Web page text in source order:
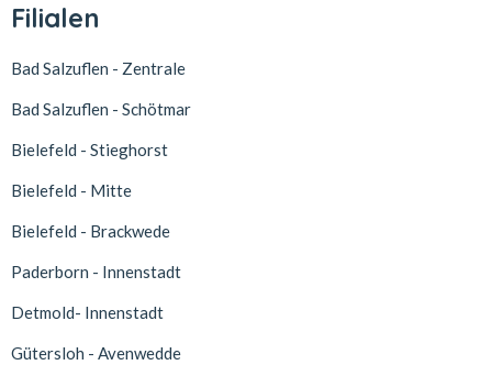
Filialen
Bad Salzuflen - Zentrale
Bad Salzuflen - Schötmar
Bielefeld - Stieghorst
Bielefeld - Mitte
Bielefeld - Brackwede
Paderborn - Innenstadt
Detmold- Innenstadt
Gütersloh - Avenwedde